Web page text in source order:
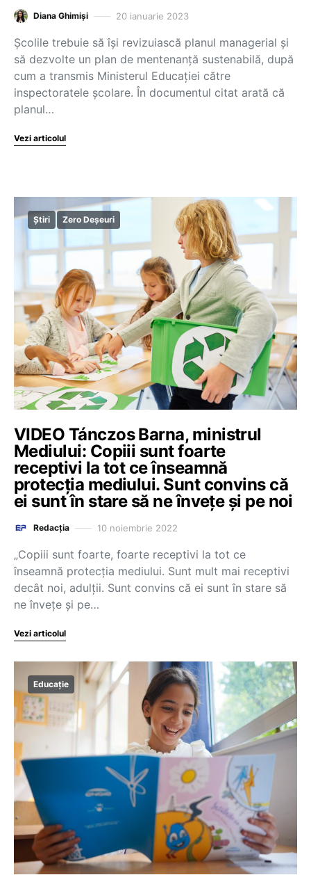
Diana Ghimiși 20 ianuarie 2023
Școlile trebuie să își revizuiască planul managerial și
să dezvolte un plan de mentenanță sustenabilă, după
cum a transmis Ministerul Educației către
inspectoratele școlare. În documentul citat arată că
planul…
Vezi articolul
Știri Zero Deșeuri
VIDEO Tánczos Barna, ministrul
Mediului: Copiii sunt foarte
receptivi la tot ce înseamnă
protecția mediului. Sunt convins că
ei sunt în stare să ne învețe și pe noi
Redacția 10 noiembrie 2022
„Copiii sunt foarte, foarte receptivi la tot ce
înseamnă protecția mediului. Sunt mult mai receptivi
decât noi, adulții. Sunt convins că ei sunt în stare să
ne învețe și pe…
Vezi articolul
Educație